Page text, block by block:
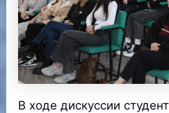
В ходе дискуссии